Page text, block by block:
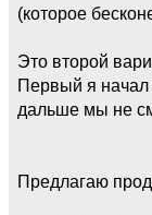
(которое
Это второй
Первый я начал
дальше мы не
Предлагаю